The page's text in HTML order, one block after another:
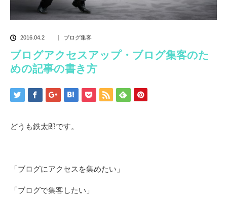
2016.04.2 ブログ集客
ブログアクセスアップ・ブログ集客のた
めの記事の書き方
どうも鉄太郎です。
「ブログにアクセスを集めたい」
「ブログで集客したい」